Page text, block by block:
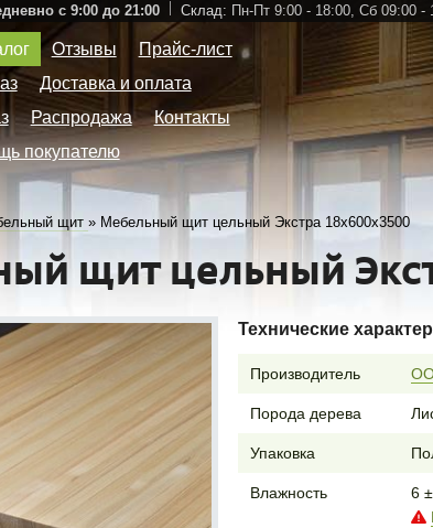
с 9:00 до 21:00 Склад: Пн-Пт 9:00 - 18:00, Сб 09:00 -
Отзывы
Прайс-лист
Доставка и оплата
Распродажа
Контакты
покупателю
щит » Мебельный щит цельный Экстра 18х600х3500
щит цельный
Технические
Производитель
Порода дерева
Упаковка
Влажность
6